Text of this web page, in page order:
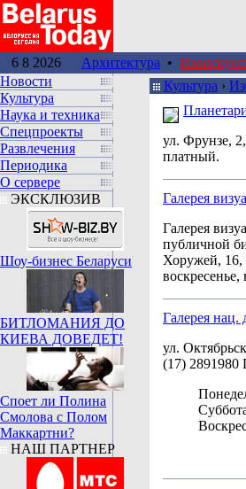
6 8 2026 Архитектура •
Новости
Культура
Наука и техника
Спецпроекты
Развлечения
Периодика
О сервере
ЭКСКЛЮЗИВ
Шоу-бизнес Беларуси
БИТЛОМАНИЯ ДО
КИЕВА ДОВЕДЕТ!
Споет ли Полина
Смолова с Полом
Маккартни?
НАШ ПАРТНЕР
Культура ›
ул. Фрунзе,
платный.
Галерея
Галерея
публичной
Хоружей, 16,
воскресенье,
Галерея нац.
ул.
(17) 2891980